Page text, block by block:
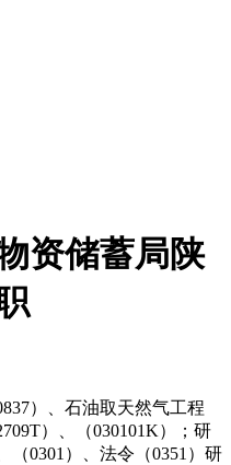
资储蓄局陕
）、石油取天然气工程
）、（030101K）；研
（0301）、法令（0351）研